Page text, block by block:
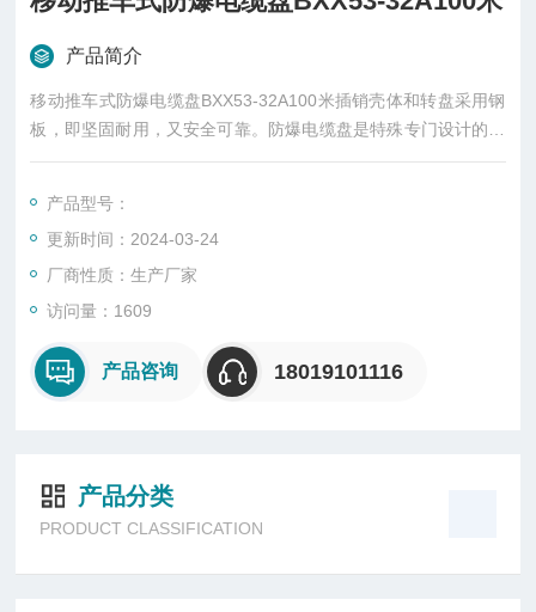
产品简介
移动推车式防爆电缆盘BXX53-32A100米插销壳体和转盘采用钢
板，即坚固耐用，又安全可靠。防爆电缆盘是特殊专门设计的电
缆盘，都是针对特殊环境设计的。在选择上也就相对较少。防爆
供相对较多的选择。
产品型号：
更新时间：2024-03-24
厂商性质：生产厂家
访问量：1609
产品咨询 18019101116
产品分类
PRODUCT CLASSIFICATION